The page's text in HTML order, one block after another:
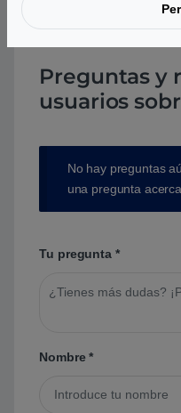
Preguntas y
usuarios
No hay preguntas
una pregunta
Tu pregunta *
Nombre*